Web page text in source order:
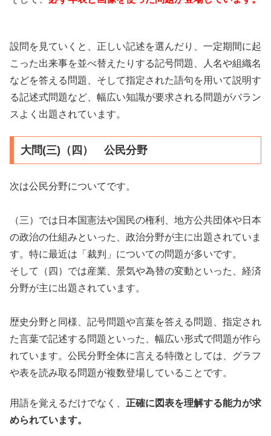
設問を見ていくと、正しい記述を選んだり、一定期間に起
こった出来事を並べ替えたりする記号問題、人名や組織名
などを答える問題、そして指定された語句を用いて説明す
る記述式問題など、幅広い知識が要求される問題がバラン
スよく出題されています。
大問(三)（四） 公民分野
次は公民分野についてです。
（三）では日本国憲法や国民の権利、地方公共団体や日本
の政治の仕組みといった、政治分野が主に出題されていま
す。特に最近は「裁判」についての問題が多いです。
そして（四）では産業、景気や為替の変動といった、経済
分野が主に出題されています。
歴史分野と同様、記号問題や言葉を答える問題、指定され
た言葉で記述する問題といった、幅広い形式で問題が作ら
れています。公民分野全体に言える特徴としては、グラフ
や表を読み取る問題が複数登場していることです。
用語を覚えるだけでなく、 正確に図表を理解する能力が求
められています。